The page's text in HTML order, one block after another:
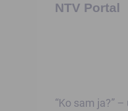
NTV Portal
“Ko sam ja?”